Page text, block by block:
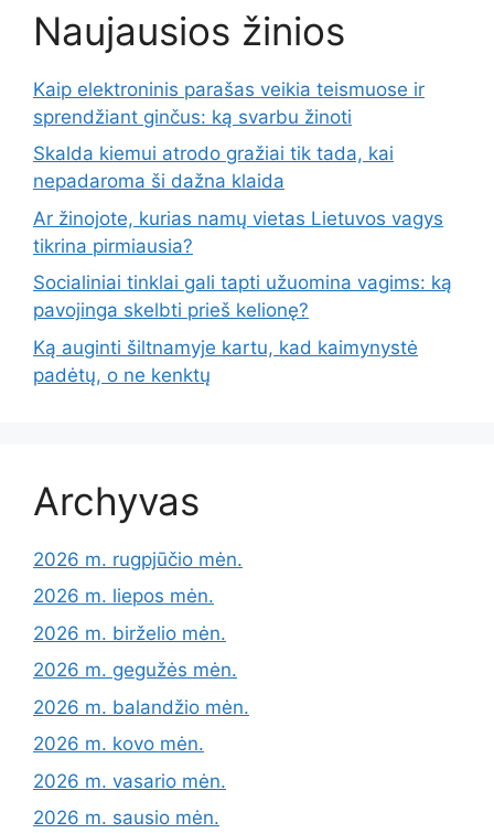
Naujausios žinios
Kaip elektroninis parašas veikia teismuose ir
sprendžiant ginčus: ką svarbu žinoti
Skalda kiemui atrodo gražiai tik tada, kai
nepadaroma ši dažna klaida
Ar žinojote, kurias namų vietas Lietuvos vagys
tikrina pirmiausia?
Socialiniai tinklai gali tapti užuomina vagims: ką
pavojinga skelbti prieš kelionę?
Ką auginti šiltnamyje kartu, kad kaimynystė
padėtų, o ne kenktų
Archyvas
2026 m. rugpjūčio mėn.
2026 m. liepos mėn.
2026 m. birželio mėn.
2026 m. gegužės mėn.
2026 m. balandžio mėn.
2026 m. kovo mėn.
2026 m. vasario mėn.
2026 m. sausio mėn.